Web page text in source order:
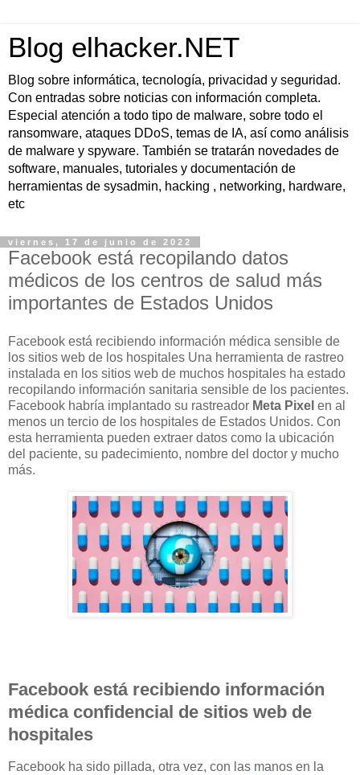
Blog elhacker.NET
Blog sobre informática, tecnología, privacidad y seguridad.
Con entradas sobre noticias con información completa.
Especial atención a todo tipo de malware, sobre todo el
ransomware, ataques DDoS, temas de IA, así como análisis
de malware y spyware. También se tratarán novedades de
software, manuales, tutoriales y documentación de
herramientas de sysadmin, hacking , networking, hardware,
etc
viernes, 17 de junio de 2022
Facebook está recopilando datos
médicos de los centros de salud más
importantes de Estados Unidos
Facebook está recibiendo información médica sensible de
los sitios web de los hospitales Una herramienta de rastreo
instalada en los sitios web de muchos hospitales ha estado
recopilando información sanitaria sensible de los pacientes.
Facebook habría implantado su rastreador Meta Pixel en al
menos un tercio de los hospitales de Estados Unidos. Con
esta herramienta pueden extraer datos como la ubicación
del paciente, su padecimiento, nombre del doctor y mucho
más.
Facebook está recibiendo información
médica confidencial de sitios web de
hospitales
Facebook ha sido pillada, otra vez, con las manos en la